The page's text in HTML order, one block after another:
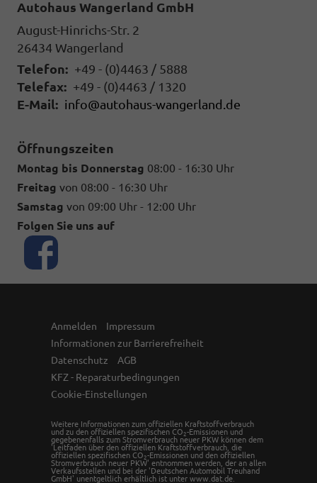
Autohaus Wangerland GmbH
August-Hinrichs-Str. 2
26434 Wangerland
Telefon: +49 - (0)4463 / 5888
Telefax: +49 - (0)4463 / 1320
E-Mail: info@autohaus-wangerland.de
Öffnungszeiten
Montag bis Donnerstag 08:00 - 16:30 Uhr
Freitag von 08:00 - 16:30 Uhr
Samstag von 09:00 Uhr - 12:00 Uhr
Folgen Sie uns auf
Anmelden
Impressum
Informationen zur Barrierefreiheit
Datenschutz
AGB
KFZ - Reparaturbedingungen
Cookie-Einstellungen
Weitere Informationen zum offiziellen Kraftstoffverbrauch
und zu den offiziellen spezifischen CO 2-Emissionen und
gegebenenfalls zum Stromverbrauch neuer PKW können dem
'Leitfaden über den offiziellen Kraftstoffverbrauch, die
offiziellen spezifischen CO 2-Emissionen und den offiziellen
Stromverbrauch neuer PKW' entnommen werden, der an allen
Verkaufsstellen und bei der 'Deutschen Automobil Treuhand
GmbH' unentgeltlich erhältlich ist unter www.dat.de.